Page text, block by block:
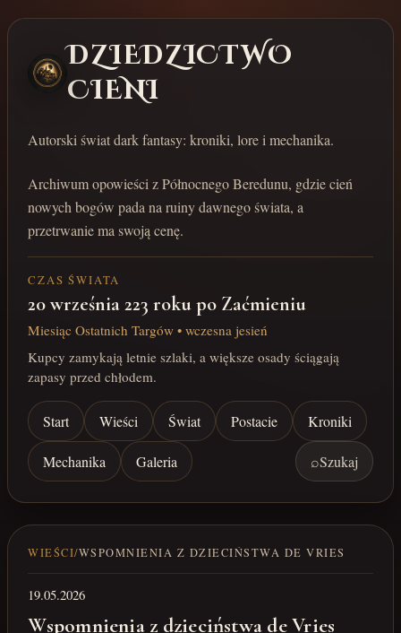
DZIEDZICTWO
CIENI
Autorski świat dark fantasy: kroniki, lore i mechanika.
Archiwum opowieści z Północnego Beredunu, gdzie cień
nowych bogów pada na ruiny dawnego świata, a
przetrwanie ma swoją cenę.
CZAS ŚWIATA
20 września 223 roku po Zaćmieniu
Miesiąc Ostatnich Targów • wczesna jesień
Kupcy zamykają letnie szlaki, a większe osady ściągają
zapasy przed chłodem.
Start Wieści Świat Postacie Kroniki
Mechanika Galeria ⌕Szukaj
WIEŚCI/WSPOMNIENIA Z DZIECIŃSTWA DE VRIES
19.05.2026
Wspomnienia z dzieciństwa de Vries